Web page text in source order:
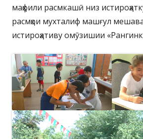
маҳфили расмкашӣ низ
расмҳои мухталиф машғул
истироҳативу омӯзишии